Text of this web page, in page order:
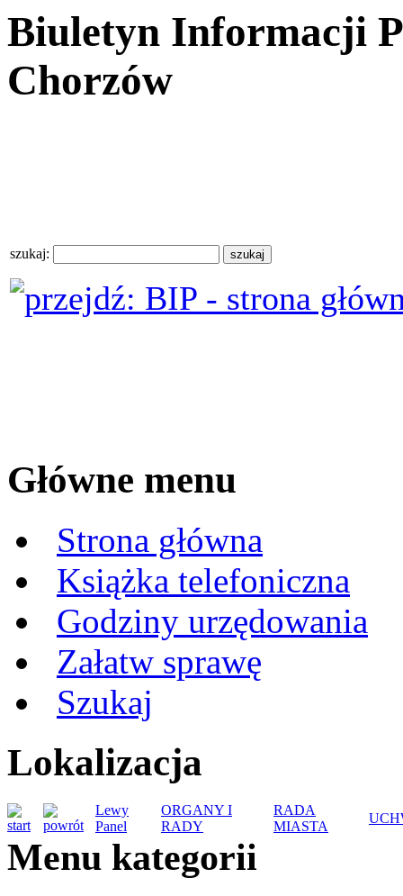
Biuletyn Informacji
Chorzów
szukaj:
Główne menu
Strona główna
Książka telefoniczna
Godziny urzędowania
Załatw sprawę
Szukaj
Lokalizacja
Lewy
Panel
ORGANY I
RADY
RADA
MIASTA
Menu kategorii